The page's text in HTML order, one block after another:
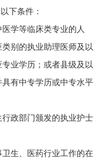
下条件：
学等临床类专业的人
别的执业助理医师及以
业学历；或者县级及以
具有中专学历或中专水平
政部门颁发的执业护士
生、医药行业工作的在